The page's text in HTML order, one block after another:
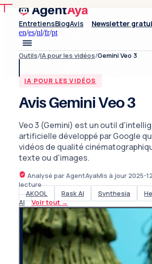
EntretiensBlogAvis Newsletter
en/es/nl/fr/pt
Outils/IA pour les vidéos/Gemini Veo 3
IA POUR LES VIDÉOS
Avis Gemini Veo 3
Veo 3 (Gemini) est un outil
artificielle développé par Google
vidéos de qualité
texte ou d'images.
Analysé par AgentAyaMis à jour 2025-
lecture
AKOOL
Rask AI Synthesia
AI
Voir tout→